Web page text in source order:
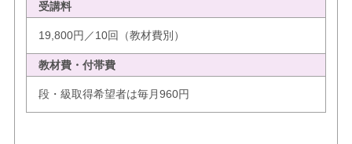
受講料
19,800円／10回（教材費別）
教材費・付帯費
段・級取得希望者は毎月960円